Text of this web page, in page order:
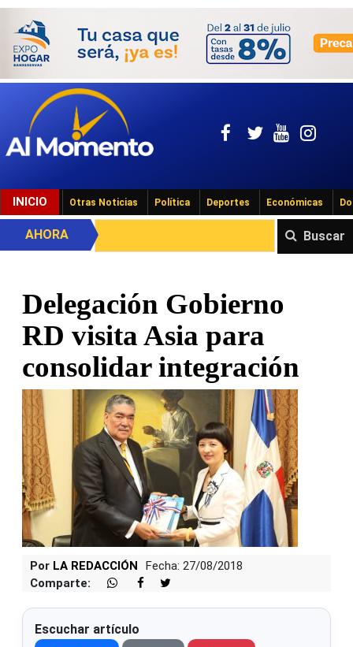
INICIO Otras Noticias Política Deportes Económicas
Buscar
AHORA
Delegación Gobierno
RD visita Asia para
consolidar integración
Por LA REDACCIÓN
Fecha: 27/08/2018
Comparte:
Escuchar artículo